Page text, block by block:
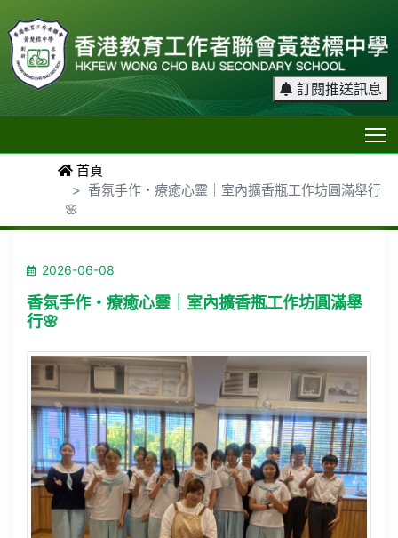
訂閱推送訊息
首頁
香氛手作・療癒心靈｜室內擴香瓶工作坊圓滿舉行
🌸
2026-06-08
香氛手作・療癒心靈｜室內擴香瓶工作坊圓滿舉
行🌸